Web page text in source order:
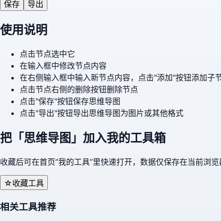
保存
导出
使用说明
点击节点选中它
在输入框中修改节点内容
在右侧输入框中输入新节点内容，点击"添加"按钮添加子
点击节点右侧的删除按钮删除节点
点击"保存"按钮保存思维导图
点击"导出"按钮导出思维导图为图片或其他格式
把「 思维导图 」加入我的工具箱
收藏后可在首页“我的工具”里快速打开，数据仅保存在当前浏览
☆收藏工具
相关工具推荐